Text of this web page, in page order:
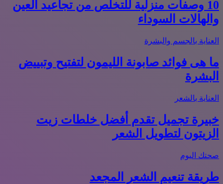
10 وصفات منزلية للتخلص من تجاعيد العين
والهالات السوداء
العناية بالجسم والبشرة
ما هى فوائد صابونة الليمون لتفتيح وتبييض
البشرة
العناية بالشعر
خبيرة تجميل تقدم أفضل خلطات زيت
الزيتون لتطويل الشعر
صحتك اليوم
طريقة تنعيم الشعر المجعد